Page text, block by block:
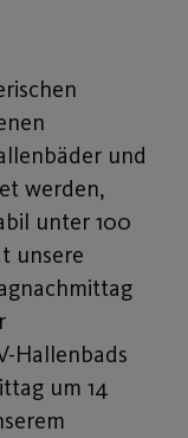
und
werden,
unter 100
unsere
Hallenbads
um 14